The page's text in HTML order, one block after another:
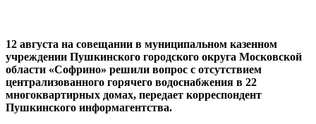
12 августа на совещании в муниципальном казенном
учреждении Пушкинского городского округа Московской
области «Софрино» решили вопрос с отсутствием
централизованного горячего водоснабжения в 22
многоквартирных домах, передает корреспондент
Пушкинского информагентства.